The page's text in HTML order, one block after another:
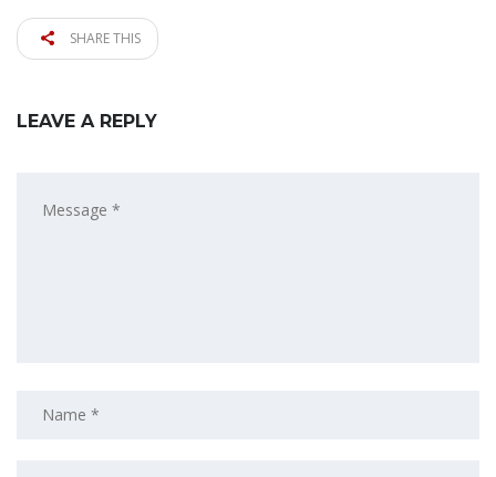
SHARE THIS
LEAVE A REPLY